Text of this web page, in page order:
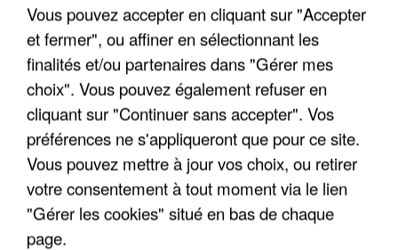
"JE SUIS À DISPOSITION DES
ENFOIRÉS"
"ON A TOUS LE TRAC"
Vous pouvez accepter en cliquant sur "Accepter
et fermer", ou affiner en sélectionnant les
finalités et/ou partenaires dans "Gérer mes
choix". Vous pouvez également refuser en
cliquant sur "Continuer sans accepter". Vos
préférences ne s'appliqueront que pour ce site.
Vous pouvez mettre à jour vos choix, ou retirer
votre consentement à tout moment via le lien
"Gérer les cookies" situé en bas de chaque
page.